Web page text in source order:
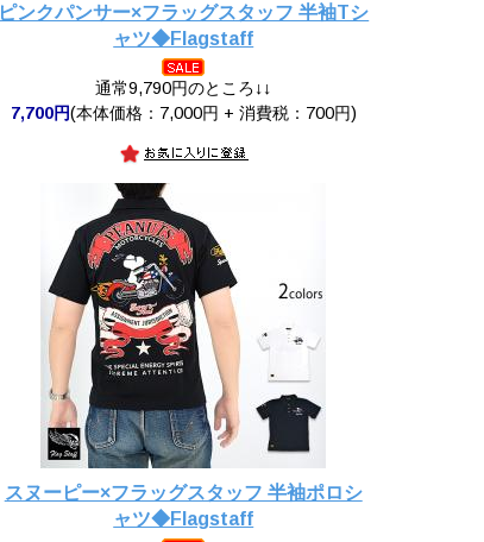
ピンクパンサー×フラッグスタッフ 半袖Tシ
ャツ◆Flagstaff
通常9,790円のところ↓↓
7,700円(本体価格：7,000円 + 消費税：700円)
スヌーピー×フラッグスタッフ 半袖ポロシ
ャツ◆Flagstaff